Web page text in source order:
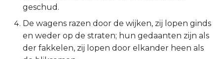
Galaten
Éfeze
Filipenzen
geschud.
De wagens razen door de wijken, zij lopen ginds
en weder op de straten; hun gedaanten zijn als
der fakkelen, zij lopen door elkander heen als